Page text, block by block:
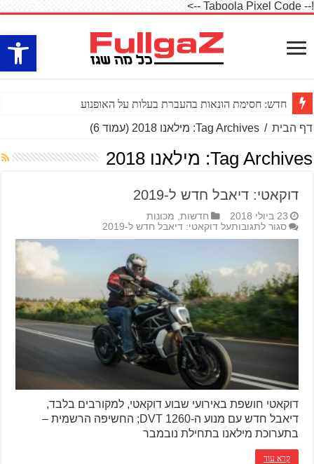
פתח
!-- Taboola Pixel Code -->
חדש: חסימת הונאות בהעברת בעלות על האופנוע
דף הבית / Tag Archives: מילאנו 2018 (עמוד 6)
Tag Archives: מילאנו 2018
דוקאטי: דיאבל חדש ל-2019
23 ביולי 2018 חדשות מכונות
סגור לתגובותעל דוקאטי: דיאבל חדש ל-2019
דוקאטי חושפת באירועי שבוע דוקאטי, למקורבים בלבד,
דיאבל חדש עם מנוע ה-1260 DVT; החשיפה הרשמית –
בתערוכת מילאנו בתחילת נובמבר
קרא עוד